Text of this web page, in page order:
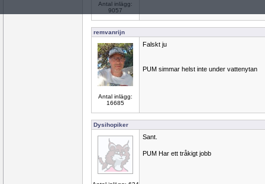
Antal inlägg:
9057
remvanrijn
Antal inlägg:
16685
Falskt ju
PUM simmar helst inte under vattenytan
Dysihopiker
Sant.
PUM Har ett tråkigt jobb